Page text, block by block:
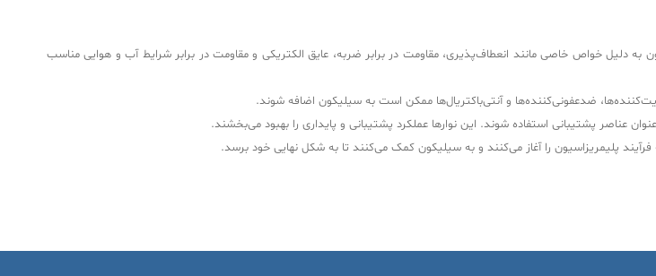
خواص خاصی مانند انعطاف‌پذیری، مقاومت در برابر ضربه، عایق الکتریکی و مقاومت در برابر شرایط آب و هوایی مناسب
ضدعفونی‌کننده‌ها و آنتی‌باکتریال‌ها ممکن است به سیلیکون اضافه شوند.
عناصر پشتیبانی استفاده شوند. این نوارها عملکرد پشتیبانی و پایداری را بهبود می‌بخشند.
پلیمریزاسیون را آغاز می‌کنند و به سیلیکون کمک می‌کنند تا به شکل نهایی خود برسد.